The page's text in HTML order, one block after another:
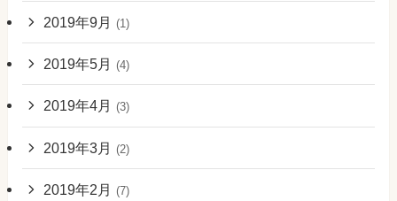
2019年9月 (1)
2019年5月 (4)
2019年4月 (3)
2019年3月 (2)
2019年2月 (7)